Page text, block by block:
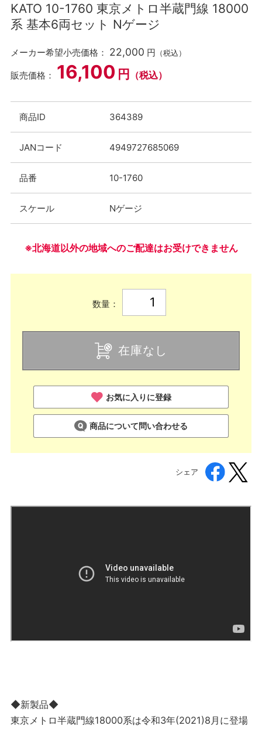
KATO 10-1760 東京メトロ半蔵門線 18000
系 基本6両セット Nゲージ
メーカー希望小売価格： 22,000 円 （税込）
販売価格： 16,100 円 （税込）
商品ID 364389
JANコード 4949727685069
品番 10-1760
スケール Nゲージ
※北海道以外の地域へのご配達はお受けできません
数量：
在庫なし
お気に入りに登録
商品について問い合わせる
シェア
◆新製品◆
東京メトロ半蔵門線18000系は令和3年(2021)8月に登場